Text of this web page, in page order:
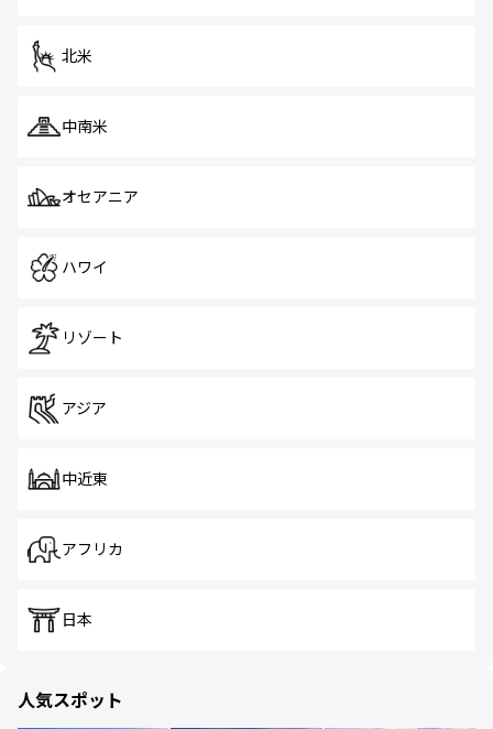
北米
中南米
オセアニア
ハワイ
リゾート
アジア
中近東
アフリカ
日本
人気スポット